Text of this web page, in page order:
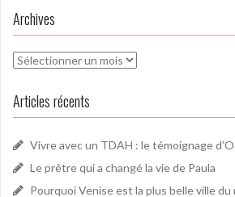
Archives
Archives
Articles récents
Vivre avec un TDAH : le témoignage
Le prêtre qui a changé la vie de Paula
Pourquoi Venise est la plus belle ville